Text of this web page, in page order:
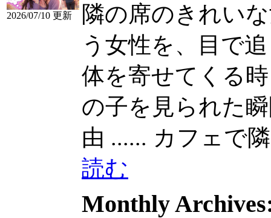
2026/07/10 更新
隣の席のきれい
う女性を、目で
体を寄せてくる
の子を見られた
由 ...... カフェで
読む
Monthly